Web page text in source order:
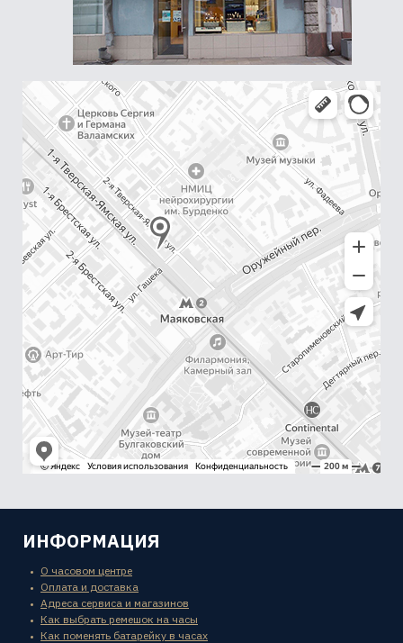
ИНФОРМАЦИЯ
О часовом центре
Оплата и доставка
Адреса сервиса и магазинов
Как выбрать ремешок на часы
Как поменять батарейку в часах